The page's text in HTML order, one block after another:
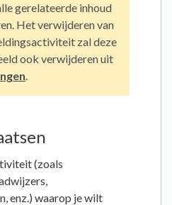
gerelateerde inhoud
Het verwijderen van
zal deze
ook verwijderen uit
.
(zoals
enz.) waarop je wilt